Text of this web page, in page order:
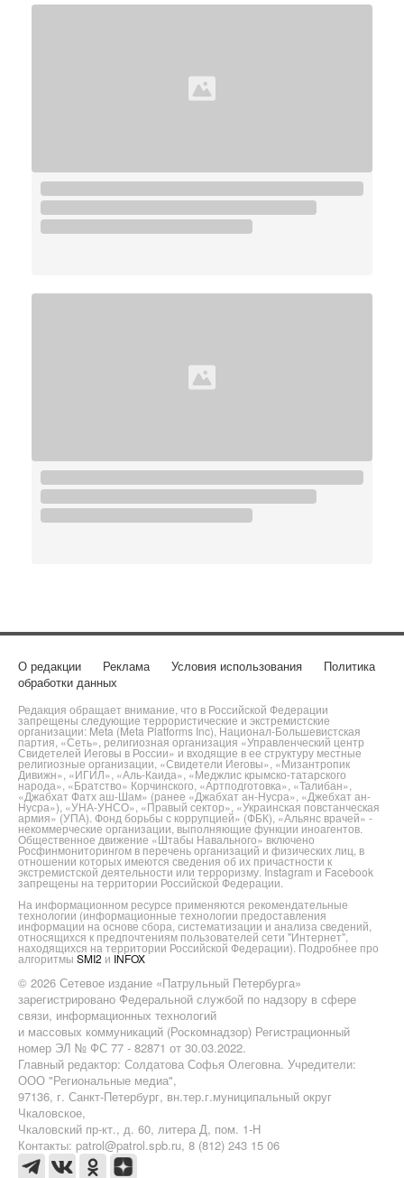
О редакции Реклама Условия использования
Политика
обработки данных
Редакция обращает внимание, что в Российской Федерации
запрещены следующие террористические и экстремистские
организации: Meta (Meta Platforms Inc), Национал-Большевистская
партия, «Сеть», религиозная организация «Управленческий центр
Свидетелей Иеговы в России» и входящие в ее структуру местные
религиозные организации, «Свидетели Иеговы», «Мизантропик
Дивижн», «ИГИЛ», «Аль-Каида», «Меджлис крымско-татарского
народа», «Братство» Корчинского, «Артподготовка», «Талибан»,
«Джабхат Фатх аш-Шам» (ранее «Джабхат ан-Нусра», «Джебхат ан-
Нусра»), «УНА-УНСО», «Правый сектор», «Украинская повстанческая
армия» (УПА). Фонд борьбы с коррупцией» (ФБК), «Альянс врачей» -
некоммерческие организации, выполняющие функции иноагентов.
Общественное движение «Штабы Навального» включено
Росфинмониторингом в перечень организаций и физических лиц, в
отношении которых имеются сведения об их причастности к
экстремистской деятельности или терроризму. Instagram и Facebook
запрещены на территории Российской Федерации.
На информационном ресурсе применяются рекомендательные
технологии (информационные технологии предоставления
информации на основе сбора, систематизации и анализа сведений,
относящихся к предпочтениям пользователей сети "Интернет",
находящихся на территории Российской Федерации). Подробнее про
алгоритмы SMI2 и INFOX
© 2026 Сетевое издание «Патрульный Петербурга»
зарегистрировано Федеральной службой по надзору в сфере
связи, информационных технологий
и массовых коммуникаций (Роскомнадзор) Регистрационный
номер ЭЛ № ФС 77 - 82871 от 30.03.2022.
Главный редактор: Солдатова Софья Олеговна. Учредители:
ООО "Региональные медиа",
97136, г. Санкт-Петербург, вн.тер.г.муниципальный округ
Чкаловское,
Чкаловский пр-кт., д. 60, литера Д, пом. 1-Н
Контакты: patrol@patrol.spb.ru, 8 (812) 243 15 06